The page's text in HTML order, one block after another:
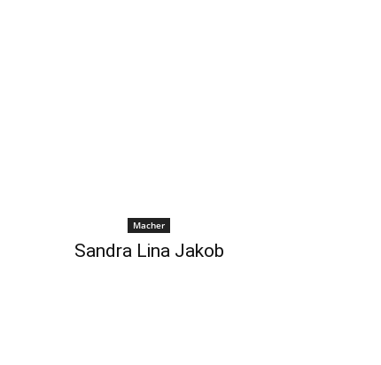
Macher
Sandra Lina Jakob